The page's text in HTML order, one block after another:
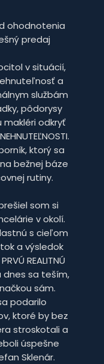
ohodnotenia
predaj
v situácií,
a
službám
pôdorysy
makléri odkryť
ktorý sa
bežnej báze
rutiny.
som si
v okolí.
s cieľom
a výsledok
REALITNÚ
a dnes sa teším,
sám.
podarilo
ktoré by bez
stroskotali a
úspešne
Sklenár.